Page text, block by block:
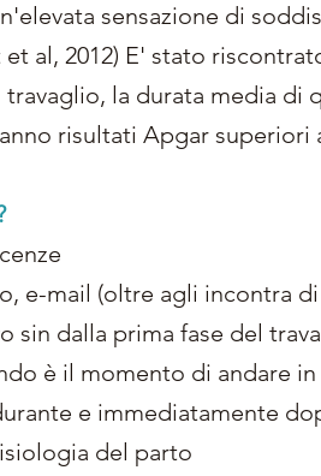
sensazione di
al, 2012) E' stato
la durata media di
risultati Apgar superiori
e-mail (oltre agli incontra di
sin dalla prima fase del
è il momento di andare
e immediatamente
del parto